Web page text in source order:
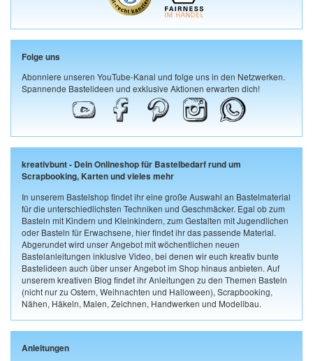
Folge uns
Abonniere unseren YouTube-Kanal und folge uns in den Netzwerken.
Spannende Bastelideen und exklusive Aktionen erwarten dich!
kreativbunt - Dein Onlineshop für Bastelbedarf rund um
Scrapbooking, Karten und vieles mehr
In unserem Bastelshop findet ihr eine große Auswahl an Bastelmaterial
für die unterschiedlichsten Techniken und Geschmäcker. Egal ob zum
Basteln mit Kindern und Kleinkindern, zum Gestalten mit Jugendlichen
oder Basteln für Erwachsene, hier findet ihr das passende Material.
Abgerundet wird unser Angebot mit wöchentlichen neuen
Bastelanleitungen inklusive Video, bei denen wir euch kreativ bunte
Bastelideen auch über unser Angebot im Shop hinaus anbieten. Auf
unserem kreativen Blog findet ihr Anleitungen zu den Themen Basteln
(nicht nur zu Ostern, Weihnachten und Halloween), Scrapbooking,
Nähen, Häkeln, Malen, Zeichnen, Handwerken und Modellbau.
Anleitungen